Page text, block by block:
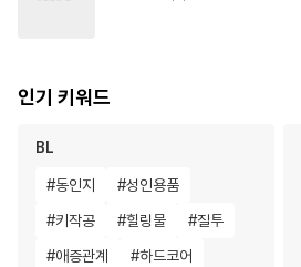
인기 키워드
BL
#동인지 #성인용품
#키작공 #힐링물 #질투
#애증관계 #하드코어